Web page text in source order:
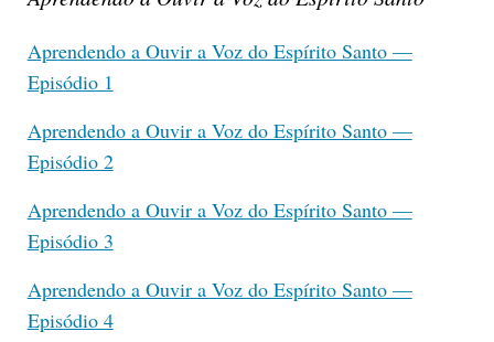
Aprendendo a Ouvir a Voz do Espírito Santo —
Episódio 1
Aprendendo a Ouvir a Voz do Espírito Santo —
Episódio 2
Aprendendo a Ouvir a Voz do Espírito Santo —
Episódio 3
Aprendendo a Ouvir a Voz do Espírito Santo —
Episódio 4